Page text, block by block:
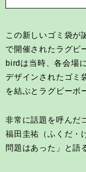
この新しいゴミ袋が
で開催されたラグビ
birdは当時、各会場
デザインされたゴミ
を結ぶとラグビーボ
非常に話題を呼んだ
福田圭祐（ふくだ・
問題はあった」と語